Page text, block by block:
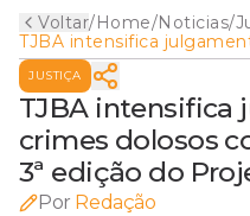
Voltar/Home/Noticias/
TJBA intensifica
de crimes dolosos contra
vida com a 3ª edição do
Projeto Mais Júri
JUSTIÇA
TJBA intensifica
crimes dolosos
3ª edição do
Por Redação